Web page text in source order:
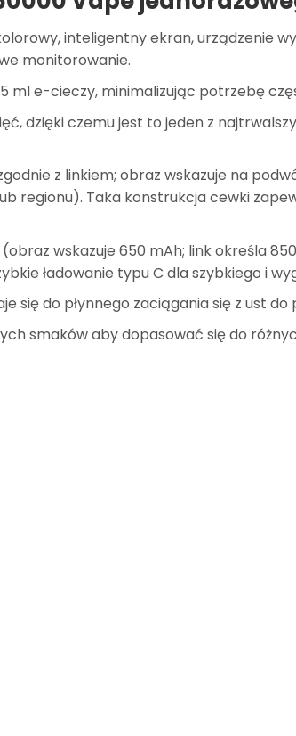
inteligentny ekran, urządzenie
monitorowanie.
mle-cieczy, minimalizując potrzebę
, dzięki czemu jest to jeden z
z linkiem; obraz wskazuje na
regionu). Taka konstrukcja cewki
wskazuje 650 mAh; link określa
ładowanie typu C dla szybkiego i
się do płynnego zaciągania się z ust do
smakówaby dopasować się do